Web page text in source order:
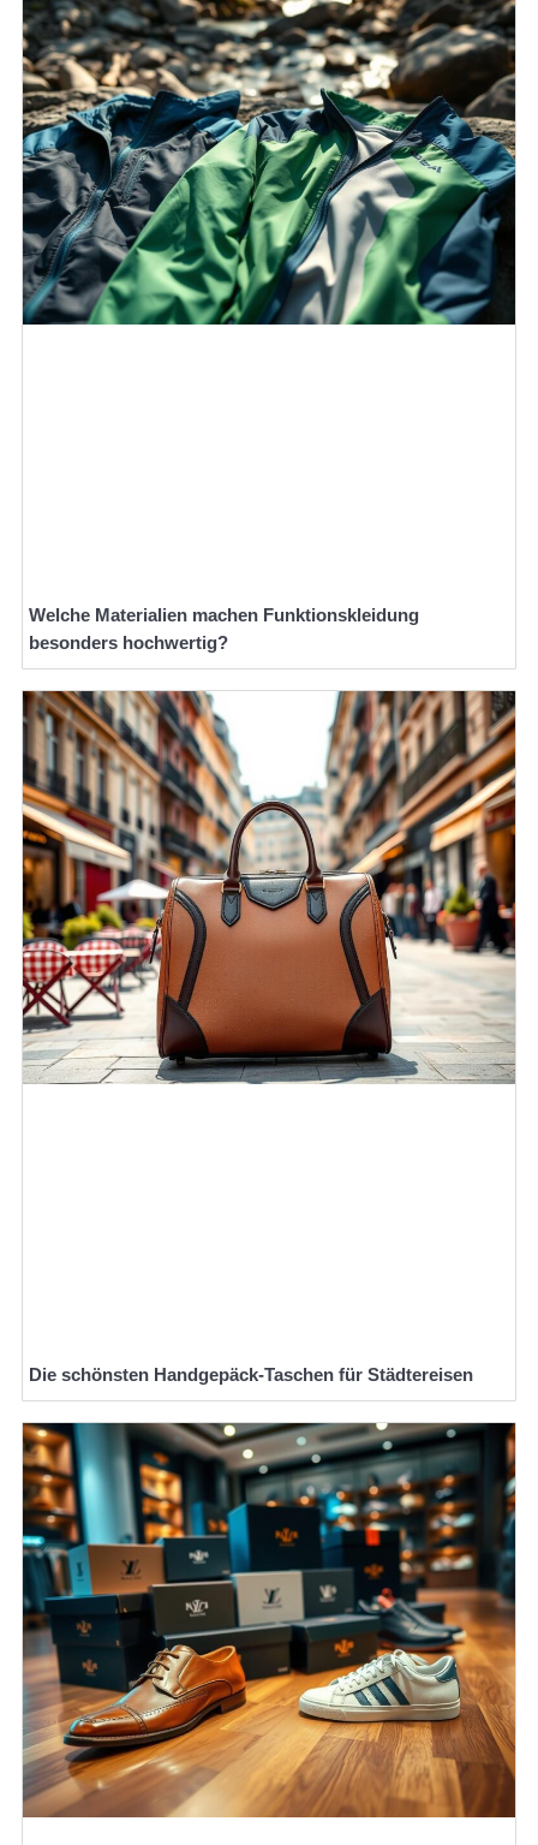
Welche Materialien machen Funktionskleidung
besonders hochwertig?
Die schönsten Handgepäck-Taschen für Städtereisen